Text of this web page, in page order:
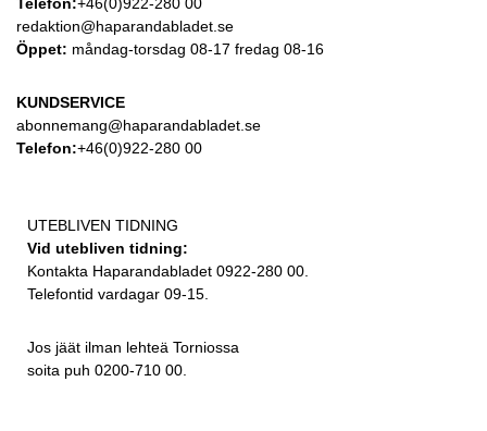
redaktion@haparandabladet.se
Öppet: måndag-torsdag 08-17 fredag 08-16
KUNDSERVICE
abonnemang@haparandabladet.se
Telefon:+46(0)922-280 00
UTEBLIVEN TIDNING
Vid utebliven tidning:
Kontakta Haparandabladet 0922-280 00.
Telefontid vardagar 09-15.
Jos jäät ilman lehteä Torniossa
soita puh 0200-710 00.